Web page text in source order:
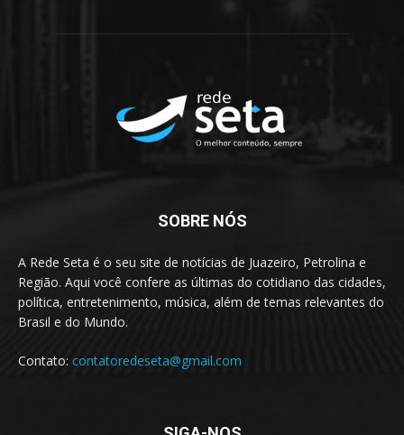
SOBRE NÓS
A Rede Seta é o seu site de notícias de Juazeiro, Petrolina e
Região. Aqui você confere as últimas do cotidiano das cidades,
política, entretenimento, música, além de temas relevantes do
Brasil e do Mundo.
Contato: contatoredeseta@gmail.com